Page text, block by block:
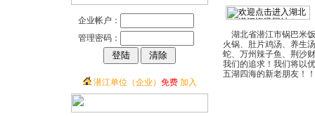
企业帐户：
管理密码：
潜江单位（企业） 免费加入
湖北省潜江市锅巴米
火锅、肚片鸡汤、养生
蛇、万州辣子鱼、荆沙
我们的追求！我们将以
五湖四海的新老朋友！